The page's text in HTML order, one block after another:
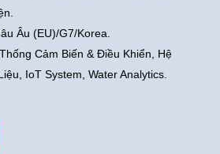
Âu (EU)/G7/Korea.
Cảm Biến & Điều Khiển, Hệ
IoT System, Water Analytics.